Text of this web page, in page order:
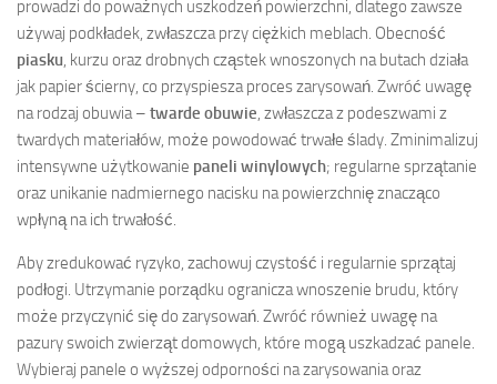
prowadzi do poważnych uszkodzeń powierzchni, dlatego zawsze
używaj podkładek, zwłaszcza przy ciężkich meblach. Obecność
piasku , kurzu oraz drobnych cząstek wnoszonych na butach działa
jak papier ścierny, co przyspiesza proces zarysowań. Zwróć uwagę
na rodzaj obuwia – twarde obuwie , zwłaszcza z podeszwami z
twardych materiałów, może powodować trwałe ślady. Zminimalizuj
intensywne użytkowanie paneli winylowych; regularne sprzątanie
oraz unikanie nadmiernego nacisku na powierzchnię znacząco
wpłyną na ich trwałość.
Aby zredukować ryzyko, zachowuj czystość i regularnie sprzątaj
podłogi. Utrzymanie porządku ogranicza wnoszenie brudu, który
może przyczynić się do zarysowań. Zwróć również uwagę na
pazury swoich zwierząt domowych, które mogą uszkadzać panele.
Wybieraj panele o wyższej odporności na zarysowania oraz